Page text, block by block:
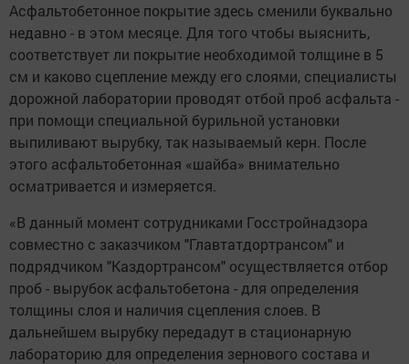
Асфальтобетонное покрытие здесь сменили буквально
недавно - в этом месяце. Для того чтобы выяснить,
соответствует ли покрытие необходимой толщине в 5
см и каково сцепление между его слоями, специалисты
дорожной лаборатории проводят отбой проб асфальта -
при помощи специальной бурильной установки
выпиливают вырубку, так называемый керн. После
этого асфальтобетонная «шайба» внимательно
осматривается и измеряется.
«В данный момент сотрудниками Госстройнадзора
совместно с заказчиком "Главтатдортрансом" и
подрядчиком "Каздортрансом" осуществляется отбор
проб - вырубок асфальтобетона - для определения
толщины слоя и наличия сцепления слоев. В
дальнейшем вырубку передадут в стационарную
лабораторию для определения зернового состава и